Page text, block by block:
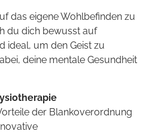
das eigene Wohlbefinden zu
du dich bewusst auf
ideal, um den Geist zu
deine mentale Gesundheit
der Blankoverordnung